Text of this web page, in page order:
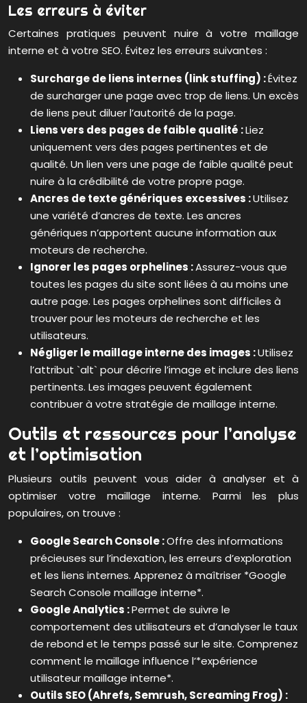
Les erreurs à éviter
Certaines pratiques peuvent nuire à votre maillage
interne et à votre SEO. Évitez les erreurs suivantes :
Surcharge de liens internes (link stuffing) :Évitez
de surcharger une page avec trop de liens. Un excès
de liens peut diluer l’autorité de la page.
Liens vers des pages de faible qualité :Liez
uniquement vers des pages pertinentes et de
qualité. Un lien vers une page de faible qualité peut
nuire à la crédibilité de votre propre page.
Ancres de texte génériques excessives :Utilisez
une variété d’ancres de texte. Les ancres
génériques n’apportent aucune information aux
moteurs de recherche.
Ignorer les pages orphelines :Assurez-vous que
toutes les pages du site sont liées à au moins une
autre page. Les pages orphelines sont difficiles à
trouver pour les moteurs de recherche et les
utilisateurs.
Négliger le maillage interne des images :Utilisez
l’attribut `alt` pour décrire l’image et inclure des liens
pertinents. Les images peuvent également
contribuer à votre stratégie de maillage interne.
Outils et ressources pour l’analyse
et l’optimisation
Plusieurs outils peuvent vous aider à analyser et à
optimiser votre maillage interne. Parmi les plus
populaires, on trouve :
Google Search Console :Offre des informations
précieuses sur l’indexation, les erreurs d’exploration
et les liens internes. Apprenez à maîtriser *Google
Search Console maillage interne*.
Google Analytics :Permet de suivre le
comportement des utilisateurs et d’analyser le taux
de rebond et le temps passé sur le site. Comprenez
comment le maillage influence l’*expérience
utilisateur maillage interne*.
Outils SEO (Ahrefs, Semrush, Screaming Frog) :